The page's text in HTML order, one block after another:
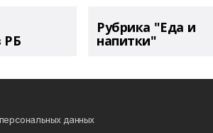
РБ
Рубрика "Еда и
напитки"
данных